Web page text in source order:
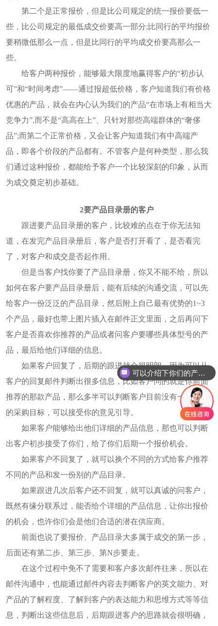
第二个是正常报价，但是比公司规定的统一报价要低一
些，比公司规定的最低成交价要高一部分;比同行的平均报价
要稍微低那么一点，但是比同行的平均成交价要高那么一
些。
给客户两种报价，能够最大限度地赢得客户的“初步认
可”和“时间考虑”——通过报超低价格，客户知道我们有价格
优惠的产品，就会在内心认为我们的产品“在市场上有相当大
竞争力”,而不是“高高在上”、只针对那些高端群体的“奢侈
品”;而第二个正常价格，又会让客户知道我们有中高端产
品，即各个价段的产品都有。不管客户是何种类型，那么我
们通过这种报价，都能给予客户一个比较深刻的印象，从而
为成交奠定初步基础。
2要产品目录册的客户
跟进要产品目录册的客户，比较难的点在于你无法知
道，在发完产品目录册后，客户是否打开看了，是否看完
了，对客户和成交是否起作用。
但是当客户找你要了产品目录册，你又不能不给，所以
如何在客户要产品目录册后，能有后续的沟通交流，可以先
给客户一份泛泛的产品目录，然后附上自己最有优势的1~3
个产品，最好也带上图片插入在邮件正文里面，之后再问下
客户是否喜欢你推荐的产品或者问客户要哪些具体型号的产
品，最后给他们详细的信息。
如果客户回复了，后期的跟进就会很明朗，因为可以从
客户的回复邮件判断出很多信息，比如客户问的就是你前面
推荐的那款产品，那么多半可以判断客户目前没有一个详细
的采购目标，可以接受你的意见引导。
如果客户能够给出他们详细的产品信息，那也可以判断
出客户初步接受了你们，给了你们后期一个报价机会。
如果客户不回复了，就可以换个不同的方式给客户推荐
不同的产品和发一份别的产品目录。
如果跟进几次后客户还不回复，就可以真诚的问客户，
既然有缘分联系过，能否给个详细的产品信息，让你出报价
的机会，也许你们会是他们合适的潜在供应商。
前面也说了要报价、产品目录大多属于成交的第一步，
后面还有第二步、第三步、第N步要走。
在这个过程中免不了需要和客户多次邮件往来，所以在
邮件沟通中，也能通过邮件内容去判断客户的英文能力、对
产品的了解程度、了解到客户的表达能力和思维方式等等信
息，判断出这些信息后，后期跟进客户的思路就会很明确，
可以介绍下你们的产品么